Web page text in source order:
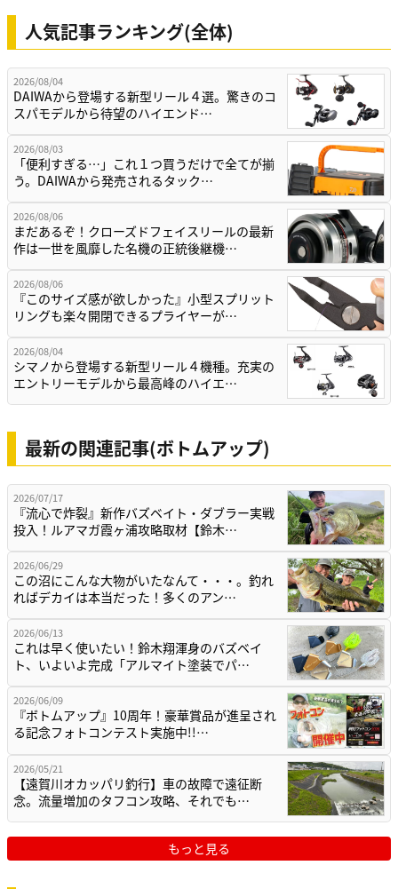
人気記事ランキング(全体)
2026/08/04
DAIWAから登場する新型リール４選。驚きのコ
スパモデルから待望のハイエンド…
2026/08/03
「便利すぎる…」これ１つ買うだけで全てが揃
う。DAIWAから発売されるタック…
2026/08/06
まだあるぞ！クローズドフェイスリールの最新
作は一世を風靡した名機の正統後継機…
2026/08/06
『このサイズ感が欲しかった』小型スプリット
リングも楽々開閉できるプライヤーが…
2026/08/04
シマノから登場する新型リール４機種。充実の
エントリーモデルから最高峰のハイエ…
最新の関連記事(ボトムアップ)
2026/07/17
『流心で炸裂』新作バズベイト・ダブラー実戦
投入！ルアマガ霞ヶ浦攻略取材【鈴木…
2026/06/29
この沼にこんな大物がいたなんて・・・。釣れ
ればデカイは本当だった！多くのアン…
2026/06/13
これは早く使いたい！鈴木翔渾身のバズベイ
ト、いよいよ完成「アルマイト塗装でパ…
2026/06/09
『ボトムアップ』10周年！豪華賞品が進呈され
る記念フォトコンテスト実施中!!…
2026/05/21
【遠賀川オカッパリ釣行】車の故障で遠征断
念。流量増加のタフコン攻略、それでも…
もっと見る